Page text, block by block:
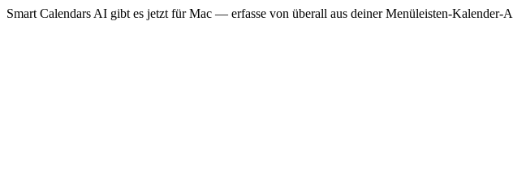
Smart Calendars AI gibt es jetzt für Mac — erfasse von überall aus deiner Menüleisten-Kalender-